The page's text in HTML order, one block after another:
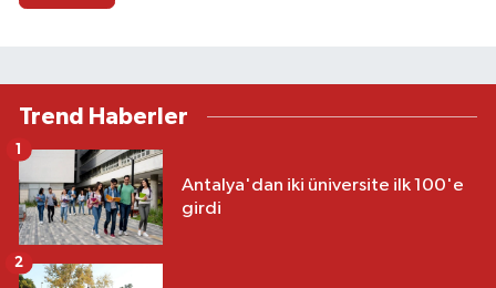
Trend Haberler
Antalya'dan iki üniversite ilk 100'e
girdi
1
2